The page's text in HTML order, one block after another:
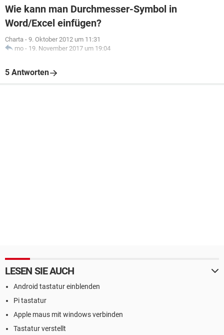
Wie kann man Durchmesser-Symbol in
Word/Excel einfügen?
Charta - 9. Oktober 2012 um 11:31
mo - 19. November 2017 um 19:04
5 Antworten
LESEN SIE AUCH
Android tastatur einblenden
Pi tastatur
Apple maus mit windows verbinden
Tastatur verstellt